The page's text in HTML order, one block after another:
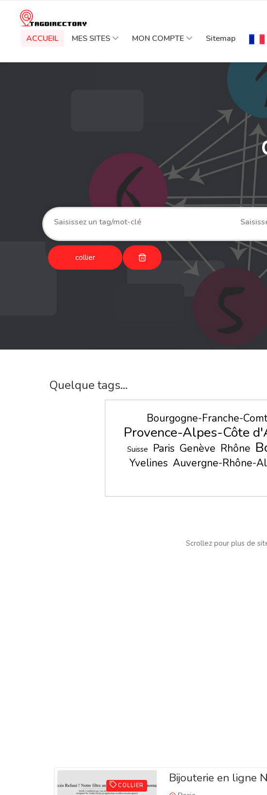
ACCUEIL MES SITES MON COMPTE Sitemap
collier
Quelque tags...
Bourgogne-Franche-
Provence-Alpes-Côte
Suisse Paris Genève Rhône
Yvelines Auvergne-Rhône-
Scrollez pour plus de
COLLIER
Bijouterie en ligne